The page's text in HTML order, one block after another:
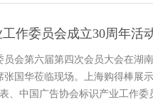
作委员会成立30周年活
会第六届第四次会员大会在湖
国华莅临现场。上海购得棒展
、中国广告协会标识产业工作委